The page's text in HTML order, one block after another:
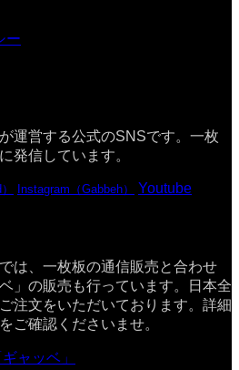
ー
運営する公式のSNSです。一枚
発信しています。
Instagram（Gabbeh） Youtube
は、一枚板の通信販売と合わせ
」の販売も行っています。日本全
注文をいただいております。詳細
ご確認くださいませ。
ャッベ」